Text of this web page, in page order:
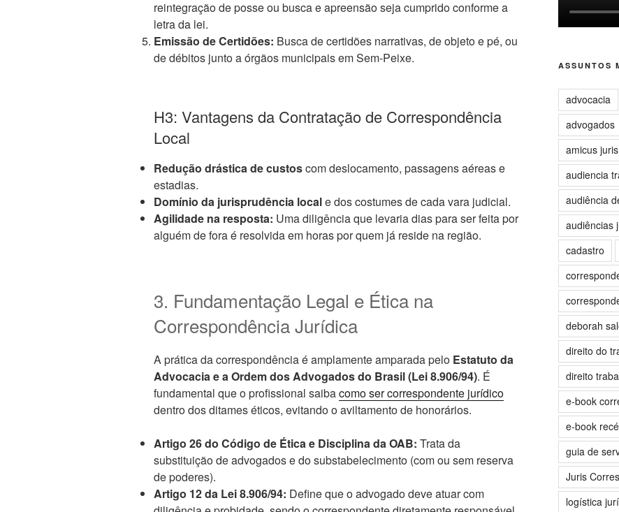
reintegração de posse ou busca e apreensão seja cumprido conforme a
letra da lei.
Emissão de Certidões: Busca de certidões narrativas, de objeto e pé, ou
de débitos junto a órgãos municipais em Sem-Peixe.
H3: Vantagens da Contratação de Correspondência
Local
Redução drástica de custoscom deslocamento, passagens aéreas e
estadias.
Domínio da jurisprudência locale dos costumes de cada vara judicial.
Agilidade na resposta: Uma diligência que levaria dias para ser feita por
alguém de fora é resolvida em horas por quem já reside na região.
3. Fundamentação Legal e Ética na
Correspondência Jurídica
A prática da correspondência é amplamente amparada pelo Estatuto da
Advocacia e a Ordem dos Advogados do Brasil (Lei 8.906/94). É
fundamental que o profissional saibacomo ser correspondente jurídico
dentro dos ditames éticos, evitando o aviltamento de honorários.
Artigo 26 do Código de Ética e Disciplina da OAB: Trata da
substituição de advogados e do substabelecimento (com ou sem reserva
de poderes).
Artigo 12 da Lei 8.906/94: Define que o advogado deve atuar com
ASSUNTOS
advocacia
advogados
amicus juris
audiencia
audiência
audiências
cadastro
deborah
direito do
direito
e-book
e-book
guia de
Juris
logística